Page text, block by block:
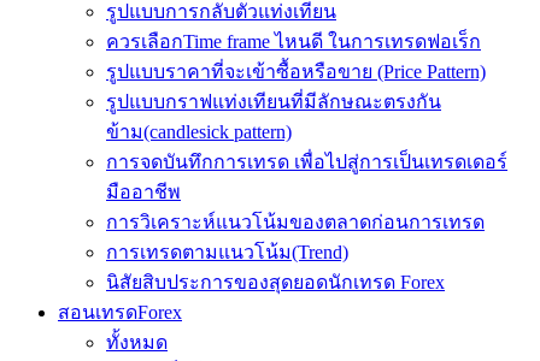
รูปแบบการกลับตัวแท่งเทียน
ควรเลือกTime frame ไหนดี ในการเทรดฟอเร็ก
รูปแบบราคาที่จะเข้าซื้อหรือขาย (Price Pattern)
รูปแบบกราฟแท่งเทียนที่มีลักษณะตรงกัน
ข้าม(candlesick pattern)
การจดบันทึกการเทรด เพื่อไปสู่การเป็นเทรดเดอร์
มืออาชีพ
การวิเคราะห์แนวโน้มของตลาดก่อนการเทรด
การเทรดตามแนวโน้ม(Trend)
นิสัยสิบประการของสุดยอดนักเทรด Forex
สอนเทรดForex
ทั้งหมด